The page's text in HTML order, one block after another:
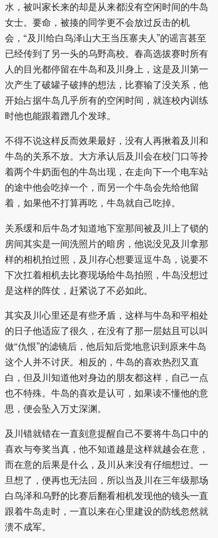
水，被叫家长来的却是从来都没有空闲时间的牛岛
女士。要命，被揍的同学更不会放过反击的机
会，“及川给白鸟泽山大王当压寨夫人”的谣言甚至
已经传到了另一头的乌野高校。春高选拔赛时所有
人的目光都停留在牛岛和及川身上，这是及川第一
次产生了破罐子破摔的想法，比赛输了没关系，他
开始占据牛岛几乎所有的空闲时间，就连校内训练
时他也能跟着蹭几个发球。
不得不说这样反而效果最好，没有人再揪着及川和
牛岛的关系不放。大方承认后及川会在校门口等拎
着两个牛奶面包的牛岛出现，在走向下一个电车站
的途中他会吃掉一个，而另一个牛岛会先给他留
着，如果他不打算再吃，牛岛就自己吃掉。
关系缓和后牛岛才知道地下室那间被及川上了锁的
房间其实是一间洗照片的暗房，他说没见及川拿那
样的相机拍过照，及川存心想要逗逗牛岛，说要不
下次扛着相机去比赛现场给牛岛拍照，牛岛没想过
是这样的阵仗，赶紧说了不必如此。
其实及川心里还是有些矛盾，这样与牛岛和平相处
的日子他适应了很久，在没有了那一层姑且可以叫
做“仇恨”的滤镜后，他后知后觉地意识到原来牛岛
这个人并不讨厌。相反的，牛岛的喜欢热烈又直
白，但及川知道他对身边的朋友都这样，自己一点
也不特殊。牛岛的喜欢是认可，如果读不懂他的意
思，便会坠入万丈深渊。
及川错就错在一直刻意提醒自己不要将牛岛口中的
喜欢与夸奖当真，他不知道越是这样就越会在意，
而在意的后果是什么，及川从来没有仔细想过。一
旦想了，便再也无法回，所以当及川在三年级那场
白鸟泽和乌野的比赛后翻看相机发现他的镜头一直
跟着牛岛走时，一直以来在心里建设的防线忽然就
溃不成军。